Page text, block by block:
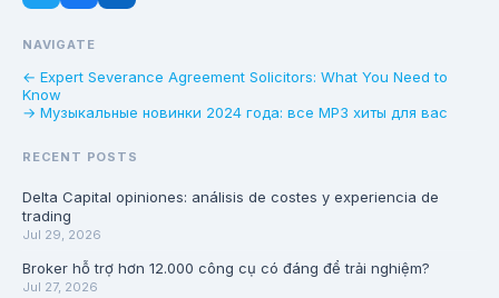
NAVIGATE
← Expert Severance Agreement Solicitors: What You Need to
Know
→ Музыкальные новинки 2024 года: все MP3 хиты для вас
RECENT POSTS
Delta Capital opiniones: análisis de costes y experiencia de
trading
Jul 29, 2026
Broker hỗ trợ hơn 12.000 công cụ có đáng để trải nghiệm?
Jul 27, 2026